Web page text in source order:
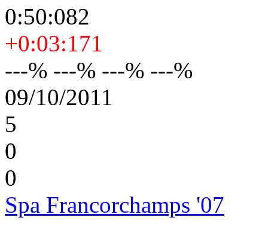
0:50:082
+0:03:171
---% ---% ---% ---%
09/10/2011
5
0
0
Spa Francorchamps '07